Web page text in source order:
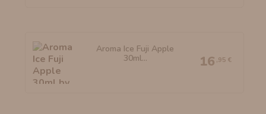
Aroma Ice Fuji Apple
30ml...
16 ,95 €